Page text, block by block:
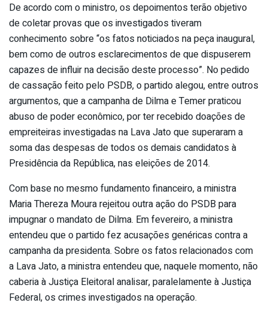
De acordo com o ministro, os depoimentos terão objetivo
de coletar provas que os investigados tiveram
conhecimento sobre “os fatos noticiados na peça inaugural,
bem como de outros esclarecimentos de que dispuserem
capazes de influir na decisão deste processo”. No pedido
de cassação feito pelo PSDB, o partido alegou, entre outros
argumentos, que a campanha de Dilma e Temer praticou
abuso de poder econômico, por ter recebido doações de
empreiteiras investigadas na Lava Jato que superaram a
soma das despesas de todos os demais candidatos à
Presidência da República, nas eleições de 2014.
Com base no mesmo fundamento financeiro, a ministra
Maria Thereza Moura rejeitou outra ação do PSDB para
impugnar o mandato de Dilma. Em fevereiro, a ministra
entendeu que o partido fez acusações genéricas contra a
campanha da presidenta. Sobre os fatos relacionados com
a Lava Jato, a ministra entendeu que, naquele momento, não
caberia à Justiça Eleitoral analisar, paralelamente à Justiça
Federal, os crimes investigados na operação.